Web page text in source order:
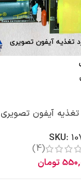
تغذیه آیفون تصویری
SKU:
(4)
تومان